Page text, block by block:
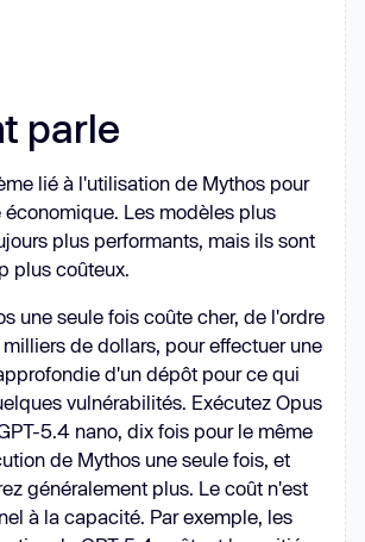
parle
lié à l'utilisation de Mythos pour
Les modèles plus
plus performants, mais ils sont
plus coûteux.
une seule fois coûte cher, de l'ordre
de dollars, pour effectuer une
d'un dépôt pour ce qui
vulnérabilités. Exécutez Opus
5.4 nano, dix fois pour le même
de Mythos une seule fois, et
généralement plus. Le coût n'est
à la capacité. Par exemple, les